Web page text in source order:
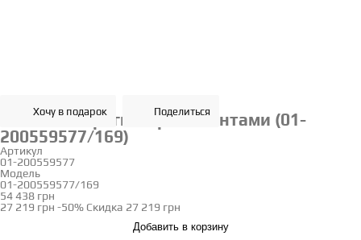
Хочу в подарок Поделиться
Золотые серьги с бриллиантами (01-
200559577/169)
Артикул
01-200559577
Модель
01-200559577/169
54 438 грн
27 219 грн -50% Скидка 27 219 грн
Добавить в корзину